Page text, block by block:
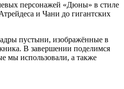
персонажей «Дюны» в стиле
и Чани до гигантских
пустыни, изображённые в
В завершении поделимся
мы использовали, а также